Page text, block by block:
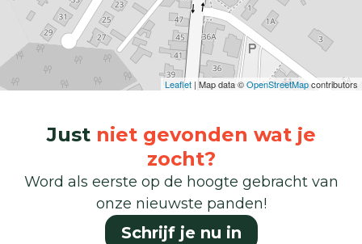
Leaflet | Map data ©OpenStreetMapcontributors
Just niet gevonden wat je
zocht?
Word als eerste op de hoogte gebracht van
onze nieuwste panden!
Schrijf je nu in